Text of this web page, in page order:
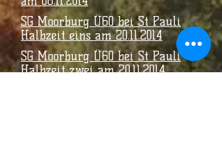
SG Moorburg Ü60 bei St Pauli
Halbzeit eins am 20.11.2014
SG Moorburg Ü60 bei St Pauli
Halbzeit zwei am 20.11.2014